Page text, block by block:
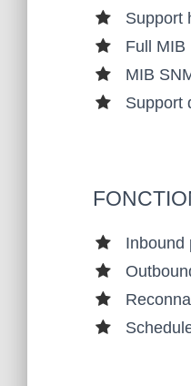
SON
CES
SE
Support
Full MIB
MIB
Support
Inbound